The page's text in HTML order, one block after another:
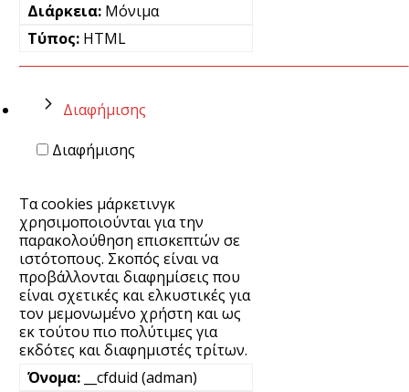
Μόνιμα
HTML
Διαφήμισης
Διαφήμισης
Τα cookies μάρκετινγκ
χρησιμοποιούνται για την
παρακολούθηση επισκεπτών σε
ιστότοπους. Σκοπός είναι να
προβάλλονται διαφημίσεις που
είναι σχετικές και ελκυστικές για
τον μεμονωμένο χρήστη και ως
εκ τούτου πιο πολύτιμες για
εκδότες και διαφημιστές τρίτων.
__cfduid (adman)